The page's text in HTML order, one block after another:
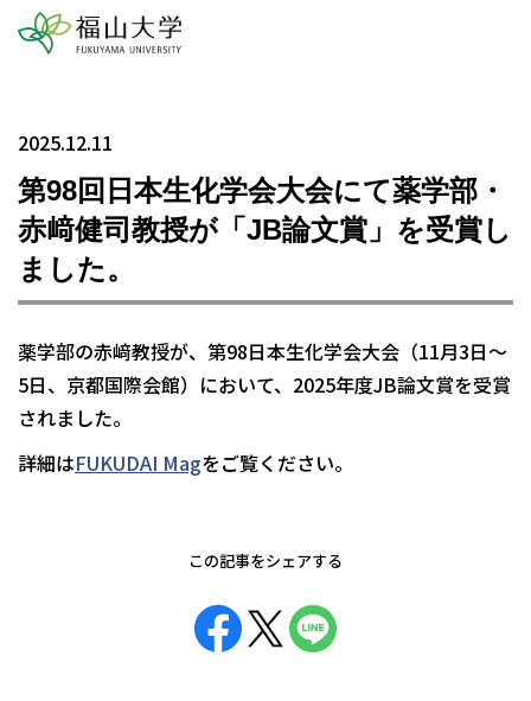
2025.12.11
第98回日本生化学会大会にて薬学部・
赤﨑健司教授が「JB論文賞」を受賞し
ました。
薬学部の赤﨑教授が、第98日本生化学会大会（11月3日～
5日、京都国際会館）において、2025年度JB論文賞を受賞
されました。
詳細はFUKUDAI Magをご覧ください。
この記事をシェアする